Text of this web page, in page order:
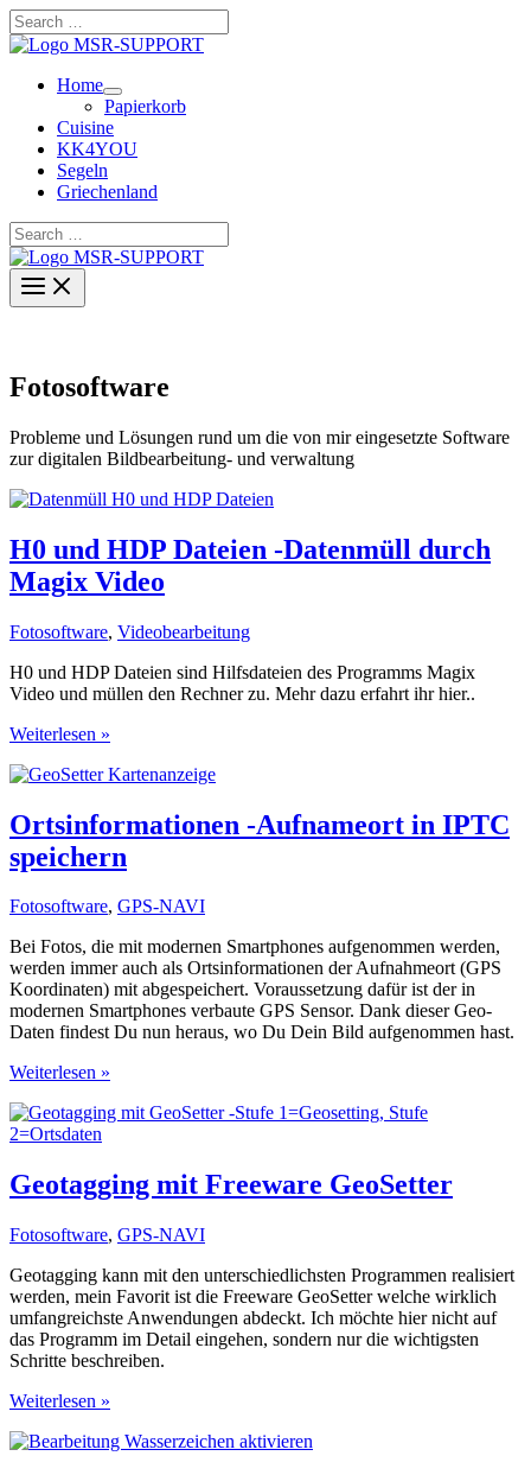
Zum
Inhalt
springen
Search
…
Home
Papierkorb
Cuisine
KK4YOU
Segeln
Griechenland
Search
…
Fotosoftware
Probleme und Lösungen rund um die von mir eingesetzte Software
zur digitalen Bildbearbeitung- und verwaltung
H0 und HDP Dateien -Datenmüll durch
Magix Video
Fotosoftware, Videobearbeitung
H0 und HDP Dateien sind Hilfsdateien des Programms Magix
Video und müllen den Rechner zu. Mehr dazu erfahrt ihr hier..
H0
HDP
-
Datenmüll
durch
Video
Weiterlesen »
Ortsinformationen -Aufnameort in IPTC
speichern
Fotosoftware, GPS-NAVI
Bei Fotos, die mit modernen Smartphones aufgenommen werden,
werden immer auch als Ortsinformationen der Aufnahmeort (GPS
Koordinaten) mit abgespeichert. Voraussetzung dafür ist der in
modernen Smartphones verbaute GPS Sensor. Dank dieser Geo-
Daten findest Du nun heraus, wo Du Dein Bild aufgenommen hast.
Ortsinformationen
Aufnameort
in
speichern
Weiterlesen »
Geotagging mit Freeware GeoSetter
Fotosoftware, GPS-NAVI
Geotagging kann mit den unterschiedlichsten Programmen realisiert
werden, mein Favorit ist die Freeware GeoSetter welche wirklich
umfangreichste Anwendungen abdeckt. Ich möchte hier nicht auf
das Programm im Detail eingehen, sondern nur die wichtigsten
Schritte beschreiben.
Geotagging
Freeware
Weiterlesen »